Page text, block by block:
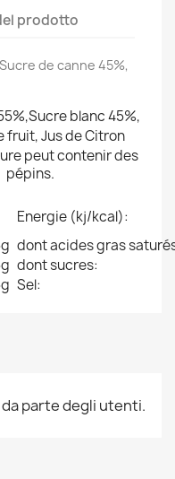
prodotto
de canne 45%,
blanc 45%,
fruit, Jus de Citron
peut contenir des
pépins.
Energie (kj/kcal):
dont acides gras
g dont sucres:
Sel:
parte degli utenti.